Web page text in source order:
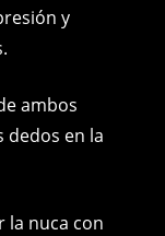
y
ambos
dedos en la
la nuca con